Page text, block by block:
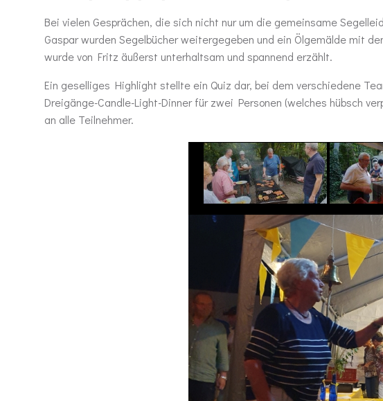
Bei vielen Gesprächen, die sich nicht nur um die gemeinsame
Gaspar wurden Segelbücher weitergegeben und ein Ölgemälde mit
wurde von Fritz äußerst unterhaltsam und spannend erzählt.
Ein geselliges Highlight stellte ein Quiz dar, bei dem verschiedene
Dreigänge-Candle-Light-Dinner für zwei Personen (welches hübsch
an alle Teilnehmer.